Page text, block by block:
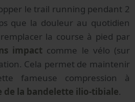
le trail running pendant 2
que la douleur au quotidien
la course à pied par
impact comme le vélo (sur
Cela permet de maintenir
fameuse compression à
de la bandelette ilio-tibiale.